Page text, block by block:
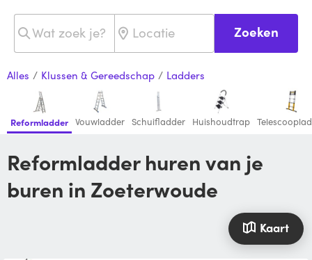
Zoeken
Alles / Klussen & Gereedschap / Ladders
Reformladder Vouwladder Schuifladder Huishoudtrap
Reformladder huren van je
buren in Zoeterwoude
Kaart